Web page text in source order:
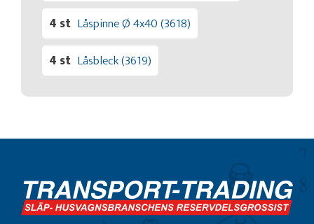
4 st Låspinne Ø 4x40 (3618)
4 st Låsbleck (3619)